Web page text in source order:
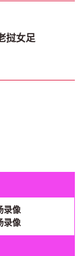
挝女足
录像
录像